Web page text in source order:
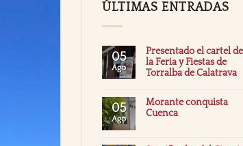
ÚLTIMAS ENTRADAS
05
Ago
Presentado el cartel de
la Feria y Fiestas de
Torralba de Calatrava
05
Ago
Morante conquista
Cuenca